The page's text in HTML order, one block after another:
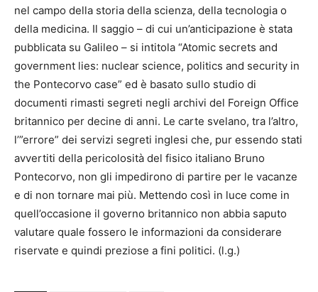
nel campo della storia della scienza, della tecnologia o
della medicina. Il saggio – di cui un’anticipazione è stata
pubblicata su Galileo – si intitola “Atomic secrets and
government lies: nuclear science, politics and security in
the Pontecorvo case” ed è basato sullo studio di
documenti rimasti segreti negli archivi del Foreign Office
britannico per decine di anni. Le carte svelano, tra l’altro,
l’”errore” dei servizi segreti inglesi che, pur essendo stati
avvertiti della pericolosità del fisico italiano Bruno
Pontecorvo, non gli impedirono di partire per le vacanze
e di non tornare mai più. Mettendo così in luce come in
quell’occasione il governo britannico non abbia saputo
valutare quale fossero le informazioni da considerare
riservate e quindi preziose a fini politici. (l.g.)